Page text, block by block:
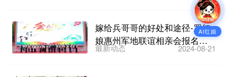
嫁给兵哥哥的好处和途径-罗红
娘惠州军地联谊相亲会报名即
将截止
最新动态 2024-08-21
AI红娘